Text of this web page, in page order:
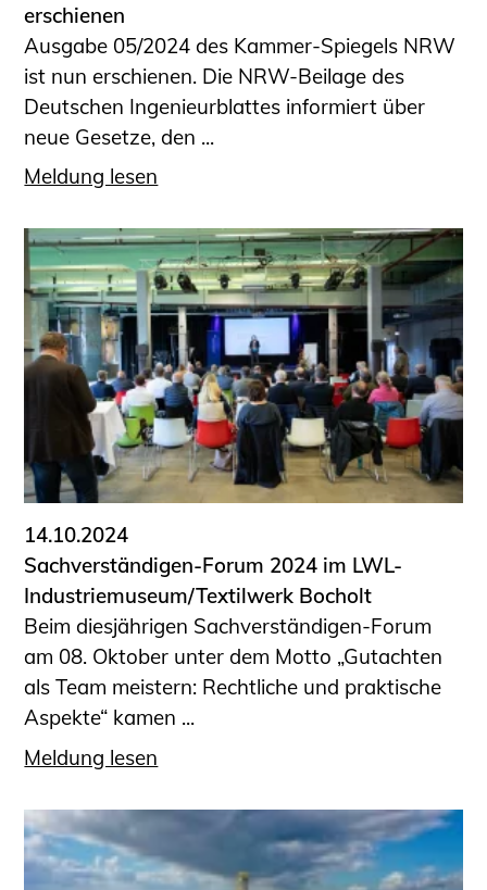
erschienen
Ausgabe 05/2024 des Kammer-Spiegels NRW
ist nun erschienen. Die NRW-Beilage des
Deutschen Ingenieurblattes informiert über
neue Gesetze, den ...
Meldung lesen
14.10.2024
Sachverständigen-Forum 2024 im LWL-
Industriemuseum/Textilwerk Bocholt
Beim diesjährigen Sachverständigen-Forum
am 08. Oktober unter dem Motto „Gutachten
als Team meistern: Rechtliche und praktische
Aspekte“ kamen ...
Meldung lesen